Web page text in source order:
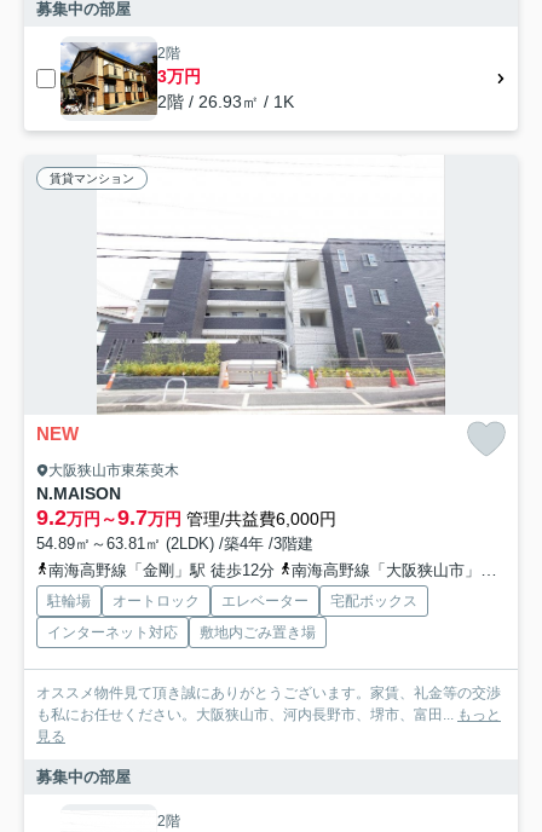
募集中の部屋
2階
3万円
2階 / 26.93㎡ / 1K
賃貸マンション
NEW
大阪狭山市東茱萸木
N.MAISON
9.2万円～9.7万円 管理/共益費6,000円
54.89㎡～63.81㎡ (2LDK) /築4年 /3階建
南海高野線「金剛」駅 徒歩12分
南海高野線「大阪狭山市」駅 徒歩24分
駐輪場 オートロック エレベーター
宅配ボックス
インターネット対応
敷地内ごみ置き場
オススメ物件見て頂き誠にありがとうございます。家賃、礼金等の交渉
も私にお任せください。大阪狭山市、河内長野市、堺市、富田... もっと
見る
募集中の部屋
2階